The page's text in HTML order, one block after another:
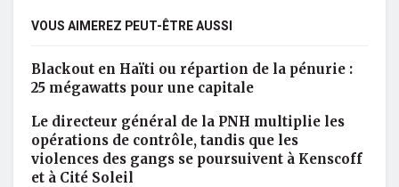
VOUS AIMEREZ PEUT-ÊTRE AUSSI
Blackout en Haïti ou répartion de la pénurie :
25 mégawatts pour une capitale
Le directeur général de la PNH multiplie les
opérations de contrôle, tandis que les
violences des gangs se poursuivent à Kenscoff
et à Cité Soleil